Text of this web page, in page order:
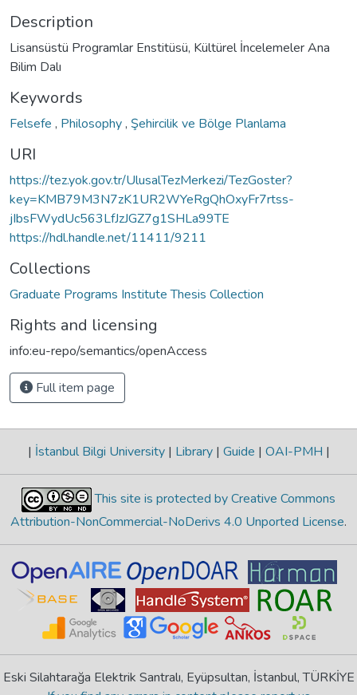
Description
Lisansüstü Programlar Enstitüsü, Kültürel İncelemeler Ana
Bilim Dalı
Keywords
Felsefe , Philosophy, Şehircilik ve Bölge Planlama
URI
https://tez.yok.gov.tr/UlusalTezMerkezi/TezGoster?
key=KMB79M3N7zK1UR2WYeRgQhOxyFr7rtss-
jIbsFWydUc563LfJzJGZ7g1SHLa99TE
https://hdl.handle.net/11411/9211
Collections
Graduate Programs Institute Thesis Collection
Rights and licensing
info:eu-repo/semantics/openAccess
Full item page
| İstanbul Bilgi University | Library | Guide | OAI-PMH |
This site is protected by Creative Commons
Attribution-NonCommercial-NoDerivs 4.0 Unported License.
Eski Silahtarağa Elektrik Santralı, Eyüpsultan, İstanbul, TÜRKİYE